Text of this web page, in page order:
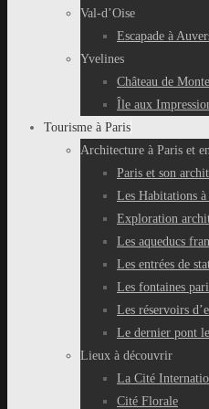
Val-d’Oise
Escapade à
Yvelines
Château de
Île aux
Tourisme à Paris
Architecture à Paris et
Paris et son
Les Habitations
Exploration
Les aqueducs
Les entrées de
Les fontaines
Les réservoirs
Le dernier pont
Lieux à découvrir
La Cité
Cité Florale